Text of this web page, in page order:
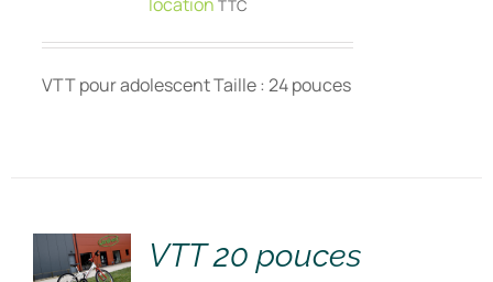
TTC
VTT pour adolescent Taille : 24 pouces
DÉTAILS
VTT 20 pouces